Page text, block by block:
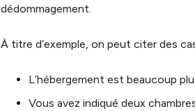
dédommagement.
À titre d’exemple, on peut citer des
L’hébergement est beaucoup
Vous avez indiqué deux